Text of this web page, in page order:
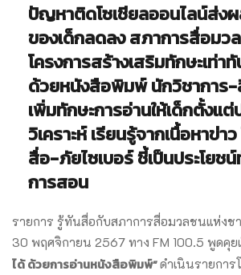
ปัญหาติดโซเชียลออนไลน์ส่ง
ของเด็กลดลง สภาการสื่อมว
โครงการสร้างเสริมทักษะเท่า
ด้วยหนังสือพิมพ์ นักวิชาการ
เพิ่มทักษะการอ่านให้เด็กตั้งแต่
วิเคราะห์ เรียนรู้จากเนื้อหาข่า
สื่อ-ภัยไซเบอร์ ชี้เป็นประโยช
การสอน
รายการ รู้ทันสื่อกับสภาการสื่อมวลชนแห่งช
30 พฤศจิกายน 2567 ทาง FM 100.5 พูดคุย
ได้ ด้วยการอ่านหนังสือพิมพ์”ดำเนินรายกา